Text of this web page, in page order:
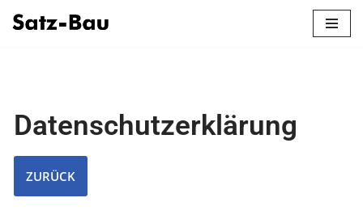
Datenschutzerklärung